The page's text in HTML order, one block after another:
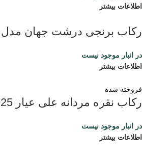
اطلاعات بیشتر
رکاب برنجی درشت جهان مدل
در انبار موجود نیست
اطلاعات بیشتر
فروخته شده
رکاب نقره مردانه علی عیار 925
در انبار موجود نیست
اطلاعات بیشتر